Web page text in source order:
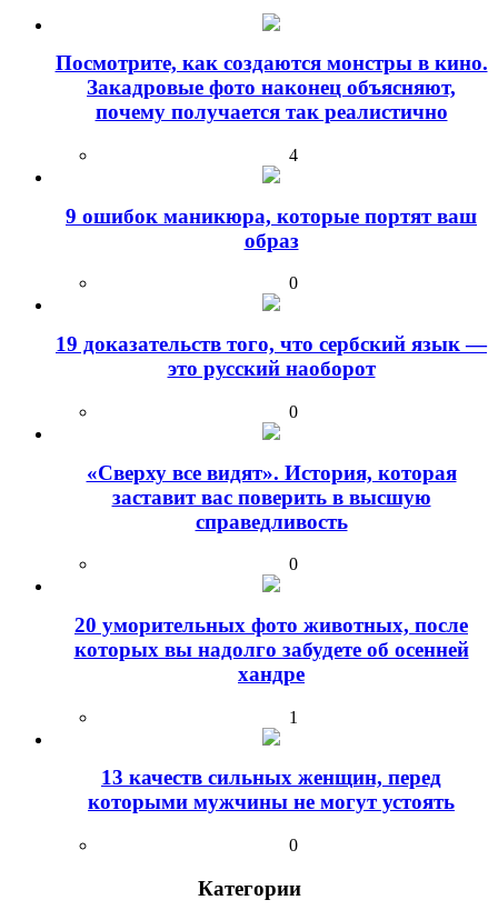
Посмотрите, как создаются монстры в кино.
Закадровые фото наконец объясняют,
почему получается так реалистично
4
9 ошибок маникюра, которые портят ваш
образ
0
19 доказательств того, что сербский язык —
это русский наоборот
0
«Сверху все видят». История, которая
заставит вас поверить в высшую
справедливость
0
20 уморительных фото животных, после
которых вы надолго забудете об осенней
хандре
1
13 качеств сильных женщин, перед
которыми мужчины не могут устоять
0
Категории